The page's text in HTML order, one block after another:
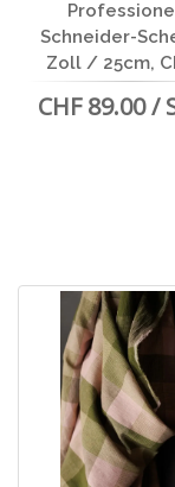
Schneider-
Zoll / 25cm,
CHF 89.00 /